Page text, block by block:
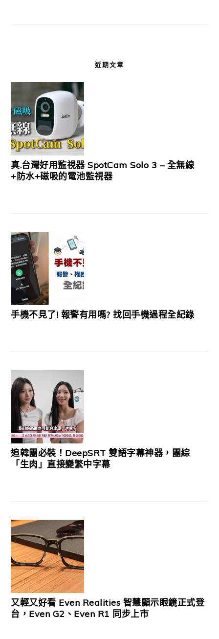
近期文章
真.台灣好用監視器 SpotCam Solo 3 – 全無線
+防水+磁吸的電池監視器
手機不見了! 報警有用嗎? 找回手機過程全紀錄
追韓團必裝！DeepSRT 雙語字幕神器，團綜
「生肉」直接變繁中字幕
又輕又好看 Even Realities 智慧顯示眼鏡正式登
台，Even G2、Even R1 同步上市